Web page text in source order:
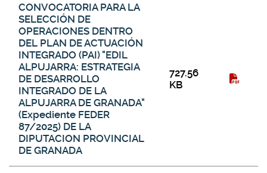
CONVOCATORIA PARA LA
SELECCIÓN DE
OPERACIONES DENTRO
DEL PLAN DE ACTUACIÓN
INTEGRADO (PAI) "EDIL
ALPUJARRA: ESTRATEGIA
DE DESARROLLO
INTEGRADO DE LA
ALPUJARRA DE GRANADA"
(Expediente FEDER
87/2025) DE LA
DIPUTACION PROVINCIAL
DE GRANADA
727.56
KB